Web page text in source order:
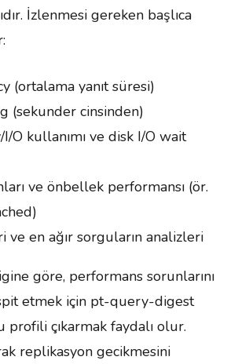
İzlenmesi gereken başlıca
(ortalama yanıt süresi)
(sekunder cinsinden)
O kullanımı ve disk I/O wait
ve önbellek performansı (ör.
ve en ağır sorguların analizleri
göre, performans sorunlarını
etmek için pt-query-digest
çıkarmak faydalı olur.
replikasyon gecikmesini